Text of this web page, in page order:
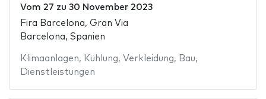
Vom 27 zu 30 November 2023
Fira Barcelona, Gran Via
Barcelona, Spanien
Klimaanlagen, Kühlung, Verkleidung, Bau,
Dienstleistungen